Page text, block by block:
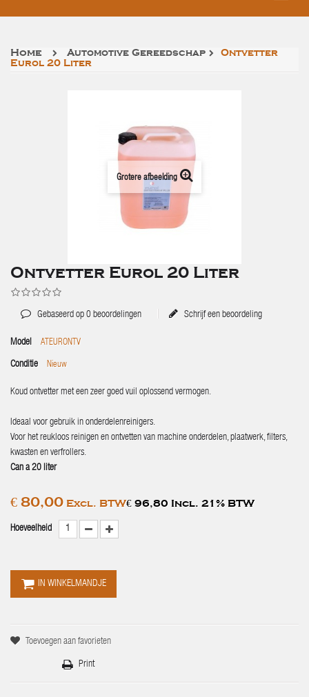
Home Automotive Gereedschap
Ontvetter
Eurol 20 Liter
Grotere afbeelding
Ontvetter Eurol 20 Liter
Gebaseerd op 0 beoordelingen Schrijf een beoordeling
Model ATEURONTV
Conditie Nieuw
Koud ontvetter met een zeer goed vuil oplossend vermogen.
Ideaal voor gebruik in onderdelenreinigers.
Voor het reukloos reinigen en ontvetten van machine onderdelen, plaatwerk, filters,
kwasten en verfrollers.
Can a 20 liter
€ 80,00 Excl. BTW€ 96,80 Incl. 21% BTW
Hoeveelheid
IN WINKELMANDJE
Toevoegen aan favorieten
Print